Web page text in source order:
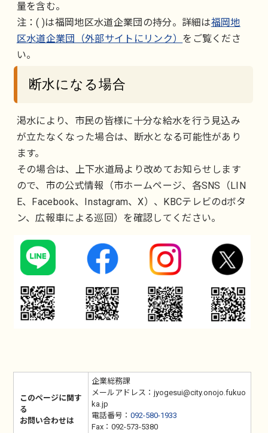
量を含む。
注：( )は福岡地区水道企業団の持分。詳細は福岡地
区水道企業団（外部サイトにリンク） をご覧くださ
い。
断水になる場合
渇水により、市民の皆様に十分な給水を行う見込み
が立たなくなった場合は、断水となる可能性があり
ます。
その場合は、上下水道局より改めてお知らせします
ので、市の公式情報（市ホームページ、各SNS（LIN
E、Facebook、Instagram、X）、KBCテレビのdボタ
ン、広報車による巡回）を確認してください。
このページに関す
る
お問い合わせは
企業総務課
メールアドレス：jyogesui@city.onojo.fukuo
ka.jp
電話番号： 092-580-1933
Fax：092-573-5380